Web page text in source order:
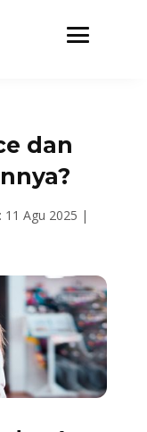
dan
11 Agu 2025 |